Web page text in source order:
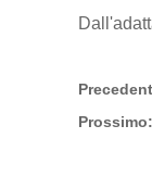
Prossimo: